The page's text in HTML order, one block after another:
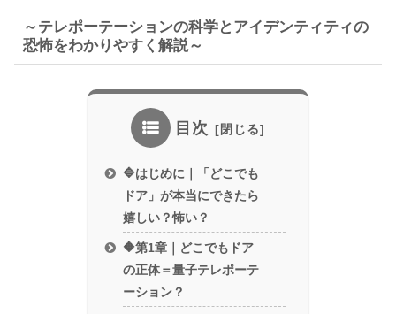
～テレポーテーションの科学とアイデンティティの
恐怖をわかりやすく解説～
目次
🔷はじめに｜「どこでも
ドア」が本当にできたら
嬉しい？怖い？
🔶第1章｜どこでもドア
の正体＝量子テレポーテ
ーション？